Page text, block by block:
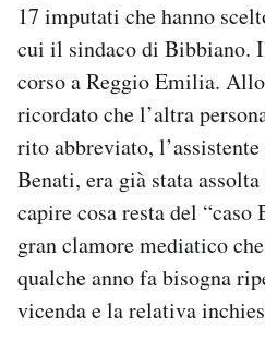
17 imputati che hanno
cui il sindaco di Bibbiano.
corso a Reggio Emilia.
ricordato che l’altra
rito abbreviato,
Benati, era già stata
capire cosa resta del
gran clamore mediatico
qualche anno fa bisogna
vicenda e la relativa